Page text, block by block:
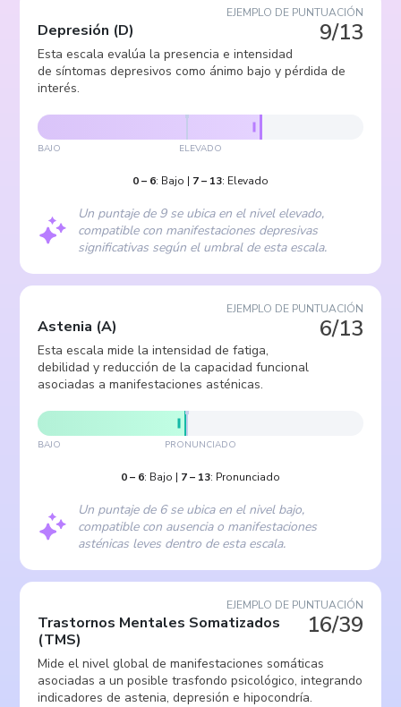
EJEMPLO DE PUNTUACIÓN
9/13
Depresión (D)
Esta escala evalúa la presencia e intensidad
de síntomas depresivos como ánimo bajo y pérdida de
interés.
BAJO ELEVADO
0– 6: Bajo | 7– 13: Elevado
Un puntaje de 9 se ubica en el nivel elevado,
compatible con manifestaciones depresivas
significativas según el umbral de esta escala.
EJEMPLO DE PUNTUACIÓN
6/13
Astenia (A)
Esta escala mide la intensidad de fatiga,
debilidad y reducción de la capacidad funcional
asociadas a manifestaciones asténicas.
BAJO PRONUNCIADO
0– 6: Bajo | 7– 13: Pronunciado
Un puntaje de 6 se ubica en el nivel bajo,
compatible con ausencia o manifestaciones
asténicas leves dentro de esta escala.
EJEMPLO DE PUNTUACIÓN
16/39
Trastornos Mentales Somatizados
(TMS)
Mide el nivel global de manifestaciones somáticas
asociadas a un posible trasfondo psicológico, integrando
indicadores de astenia, depresión e hipocondría.